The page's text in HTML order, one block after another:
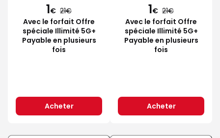
1€ 21
Avec le forfait Offre
spéciale Illimité 5G+
Payable en plusieurs
fois
Acheter
1€ 21
Avec le forfait Offre
spéciale Illimité 5G+
Payable en plusieurs
fois
Acheter